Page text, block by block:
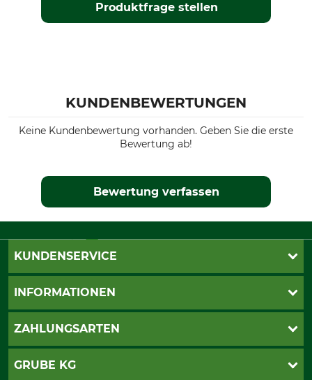
Produktfrage stellen
KUNDENBEWERTUNGEN
Keine Kundenbewertung vorhanden. Geben Sie die erste
Bewertung ab!
Bewertung verfassen
KUNDENSERVICE
Live-Shopping
Seilwindenprüfung
INFORMATIONEN
AGB
ZAHLUNGSARTEN
PayPal
GRUBE KG